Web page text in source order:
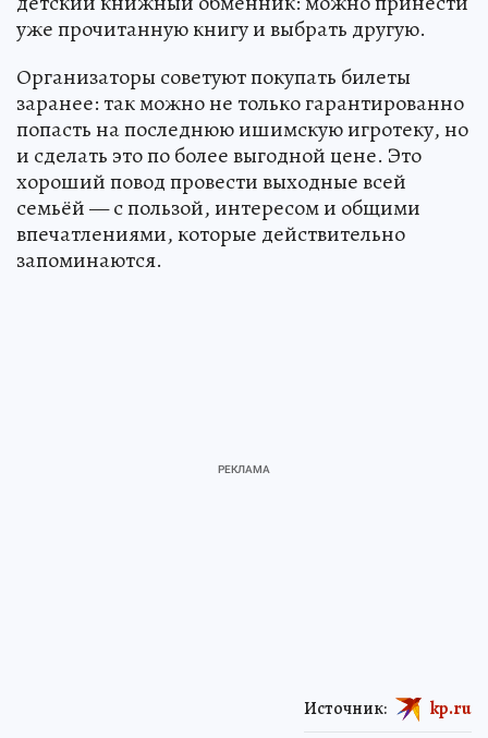
уже прочитанную книгу и выбрать другую.
Организаторы советуют покупать билеты
заранее: так можно не только гарантированно
попасть на последнюю ишимскую игротеку, но
и сделать это по более выгодной цене. Это
хороший повод провести выходные всей
семьёй — с пользой, интересом и общими
впечатлениями, которые действительно
запоминаются.
Источник: kp.ru